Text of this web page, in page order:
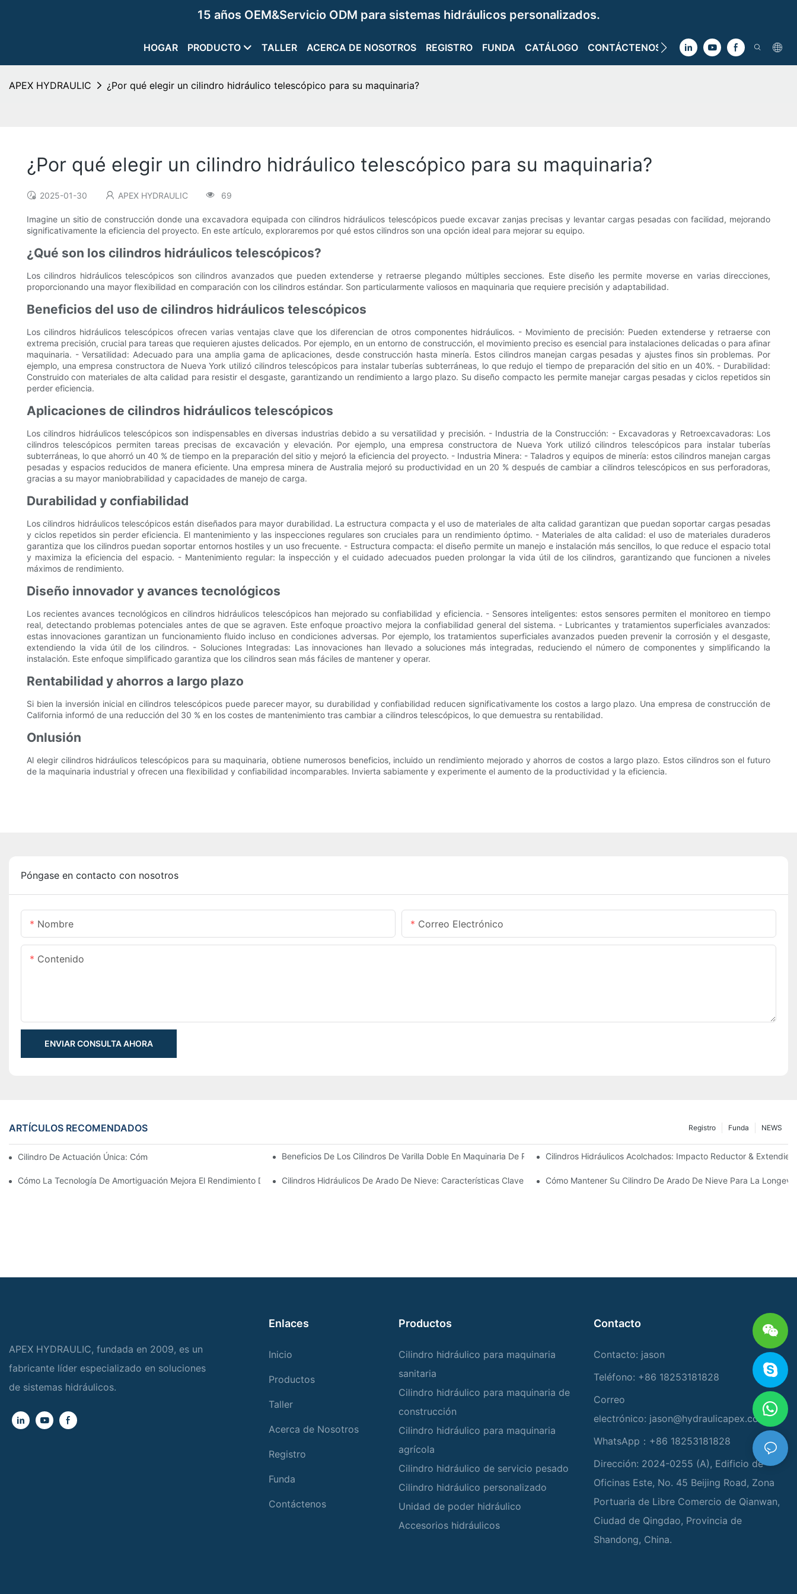
15 años OEM&Servicio ODM para sistemas hidráulicos personalizados.
HOGAR PRODUCTO TALLER ACERCA DE NOSOTROS REGISTRO FUNDA CATÁLOGO CONTÁCTENOS
APEX HYDRAULIC ¿Por qué elegir un cilindro hidráulico telescópico para su maquinaria?
¿Por qué elegir un cilindro hidráulico telescópico para su maquinaria?
2025-01-30 APEX HYDRAULIC 69
Imagine un sitio de construcción donde una excavadora equipada con cilindros hidráulicos telescópicos puede excavar zanjas precisas y levantar cargas pesadas con facilidad, mejorando
significativamente la eficiencia del proyecto. En este artículo, exploraremos por qué estos cilindros son una opción ideal para mejorar su equipo.
¿Qué son los cilindros hidráulicos telescópicos?
Los cilindros hidráulicos telescópicos son cilindros avanzados que pueden extenderse y retraerse plegando múltiples secciones. Este diseño les permite moverse en varias direcciones,
proporcionando una mayor flexibilidad en comparación con los cilindros estándar. Son particularmente valiosos en maquinaria que requiere precisión y adaptabilidad.
Beneficios del uso de cilindros hidráulicos telescópicos
Los cilindros hidráulicos telescópicos ofrecen varias ventajas clave que los diferencian de otros componentes hidráulicos. - Movimiento de precisión: Pueden extenderse y retraerse con
extrema precisión, crucial para tareas que requieren ajustes delicados. Por ejemplo, en un entorno de construcción, el movimiento preciso es esencial para instalaciones delicadas o para afinar
maquinaria. - Versatilidad: Adecuado para una amplia gama de aplicaciones, desde construcción hasta minería. Estos cilindros manejan cargas pesadas y ajustes finos sin problemas. Por
ejemplo, una empresa constructora de Nueva York utilizó cilindros telescópicos para instalar tuberías subterráneas, lo que redujo el tiempo de preparación del sitio en un 40%. - Durabilidad:
Construido con materiales de alta calidad para resistir el desgaste, garantizando un rendimiento a largo plazo. Su diseño compacto les permite manejar cargas pesadas y ciclos repetidos sin
perder eficiencia.
Aplicaciones de cilindros hidráulicos telescópicos
Los cilindros hidráulicos telescópicos son indispensables en diversas industrias debido a su versatilidad y precisión. - Industria de la Construcción: - Excavadoras y Retroexcavadoras: Los
cilindros telescópicos permiten tareas precisas de excavación y elevación. Por ejemplo, una empresa constructora de Nueva York utilizó cilindros telescópicos para instalar tuberías
subterráneas, lo que ahorró un 40 % de tiempo en la preparación del sitio y mejoró la eficiencia del proyecto. - Industria Minera: - Taladros y equipos de minería: estos cilindros manejan cargas
pesadas y espacios reducidos de manera eficiente. Una empresa minera de Australia mejoró su productividad en un 20 % después de cambiar a cilindros telescópicos en sus perforadoras,
gracias a su mayor maniobrabilidad y capacidades de manejo de carga.
Durabilidad y confiabilidad
Los cilindros hidráulicos telescópicos están diseñados para mayor durabilidad. La estructura compacta y el uso de materiales de alta calidad garantizan que puedan soportar cargas pesadas
y ciclos repetidos sin perder eficiencia. El mantenimiento y las inspecciones regulares son cruciales para un rendimiento óptimo. - Materiales de alta calidad: el uso de materiales duraderos
garantiza que los cilindros puedan soportar entornos hostiles y un uso frecuente. - Estructura compacta: el diseño permite un manejo e instalación más sencillos, lo que reduce el espacio total
y maximiza la eficiencia del espacio. - Mantenimiento regular: la inspección y el cuidado adecuados pueden prolongar la vida útil de los cilindros, garantizando que funcionen a niveles
máximos de rendimiento.
Diseño innovador y avances tecnológicos
Los recientes avances tecnológicos en cilindros hidráulicos telescópicos han mejorado su confiabilidad y eficiencia. - Sensores inteligentes: estos sensores permiten el monitoreo en tiempo
real, detectando problemas potenciales antes de que se agraven. Este enfoque proactivo mejora la confiabilidad general del sistema. - Lubricantes y tratamientos superficiales avanzados:
estas innovaciones garantizan un funcionamiento fluido incluso en condiciones adversas. Por ejemplo, los tratamientos superficiales avanzados pueden prevenir la corrosión y el desgaste,
extendiendo la vida útil de los cilindros. - Soluciones Integradas: Las innovaciones han llevado a soluciones más integradas, reduciendo el número de componentes y simplificando la
instalación. Este enfoque simplificado garantiza que los cilindros sean más fáciles de mantener y operar.
Rentabilidad y ahorros a largo plazo
Si bien la inversión inicial en cilindros telescópicos puede parecer mayor, su durabilidad y confiabilidad reducen significativamente los costos a largo plazo. Una empresa de construcción de
California informó de una reducción del 30 % en los costes de mantenimiento tras cambiar a cilindros telescópicos, lo que demuestra su rentabilidad.
Onlusión
Al elegir cilindros hidráulicos telescópicos para su maquinaria, obtiene numerosos beneficios, incluido un rendimiento mejorado y ahorros de costos a largo plazo. Estos cilindros son el futuro
de la maquinaria industrial y ofrecen una flexibilidad y confiabilidad incomparables. Invierta sabiamente y experimente el aumento de la productividad y la eficiencia.
Póngase en contacto con nosotros
Nombre Correo Electrónico
Contenido
ENVIAR CONSULTA AHORA
ARTÍCULOS RECOMENDADOS NEWS
Funda
Registro
Cilindro De Actuación Única: Cómo Funciona & Aplicaciones ComunesBeneficios De Los Cilindros De Varilla Doble En Maquinaria De PrecisiónCilindros Hidráulicos Acolchados: Impacto Reductor &
Cómo La Tecnología De Amortiguación Mejora El Rendimiento Del Cilindro HidráulicoCilindros Hidráulicos De Arado De Nieve: Características Clave Para Condiciones De Invierno Duras
Cómo Mantener Su Cilindro De Arado De Nieve Para La
APEX HYDRAULIC, fundada en 2009, es un
fabricante líder especializado en soluciones
de sistemas hidráulicos.
Enlaces
Inicio
Productos
Taller
Acerca de Nosotros
Registro
Funda
Contáctenos
Productos
Cilindro hidráulico para maquinaria
sanitaria
Cilindro hidráulico para maquinaria de
construcción
Cilindro hidráulico para maquinaria
agrícola
Cilindro hidráulico de servicio pesado
Cilindro hidráulico personalizado
Unidad de poder hidráulico
Accesorios hidráulicos
Contacto
Contacto: jason
Teléfono: +86 18253181828
Correo
electrónico: jason@hydraulicapex.com
WhatsApp：+86 18253181828
Dirección: 2024-0255 (A), Edificio de
Oficinas Este, No. 45 Beijing Road, Zona
Portuaria de Libre Comercio de Qianwan,
Ciudad de Qingdao, Provincia de
Shandong, China.